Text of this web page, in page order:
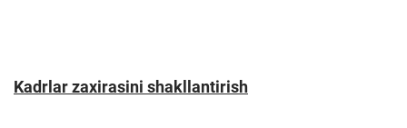
Kadrlar zaxirasini shakllantirish